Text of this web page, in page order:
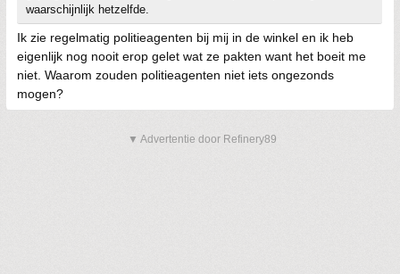
waarschijnlijk hetzelfde.
Ik zie regelmatig politieagenten bij mij in de winkel en ik heb
eigenlijk nog nooit erop gelet wat ze pakten want het boeit me
niet. Waarom zouden politieagenten niet iets ongezonds
mogen?
▼ Advertentie door Refinery89